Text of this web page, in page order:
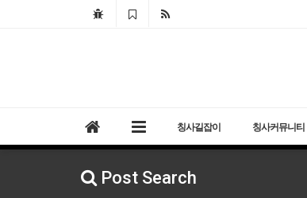
칭사길잡이 칭사커뮤니티
Post Search